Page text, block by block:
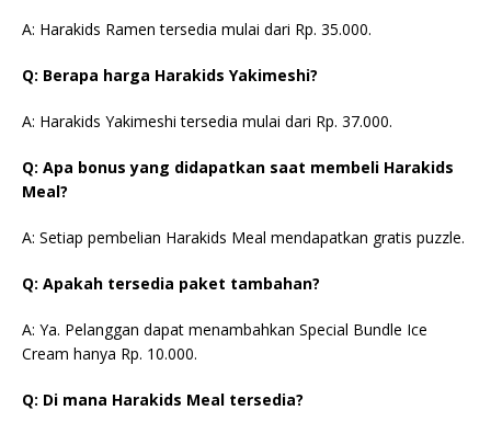
A: Harakids Ramen tersedia mulai dari Rp. 35.000.
Q: Berapa harga Harakids Yakimeshi?
A: Harakids Yakimeshi tersedia mulai dari Rp. 37.000.
Q: Apa bonus yang didapatkan saat membeli Harakids
Meal?
A: Setiap pembelian Harakids Meal mendapatkan gratis puzzle.
Q: Apakah tersedia paket tambahan?
A: Ya. Pelanggan dapat menambahkan Special Bundle Ice
Cream hanya Rp. 10.000.
Q: Di mana Harakids Meal tersedia?